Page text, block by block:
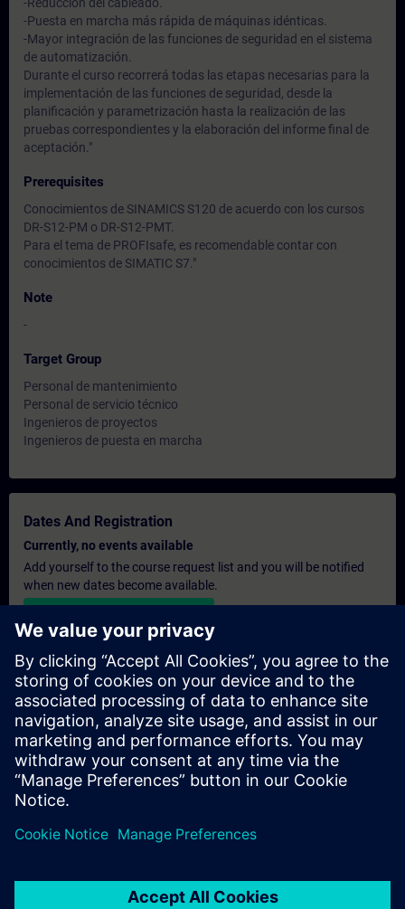
-Puesta en marcha más rápida de máquinas idénticas.
-Mayor integración de las funciones de seguridad en el sistema
de automatización.
Durante el curso recorrerá todas las etapas necesarias para la
implementación de las funciones de seguridad, desde la
planificación y parametrización hasta la realización de las
pruebas correspondientes y la elaboración del informe final de
aceptación."
Prerequisites
Conocimientos de SINAMICS S120 de acuerdo con los cursos
DR-S12-PM o DR-S12-PMT.
Para el tema de PROFIsafe, es recomendable contar con
conocimientos de SIMATIC S7."
Note
-
Target Group
Personal de mantenimiento
Personal de servicio técnico
Ingenieros de proyectos
Ingenieros de puesta en marcha
Dates And Registration
Currently, no events available
Add yourself to the course request list and you will be notified
when new dates become available.
Personalised Quotation
If you require a standard list price quotation for this training, for
example for your purchasing department, then please click the
link below. You first need to provide some personal details and
after this a quotation will be emailed to you.
Provide Quotation